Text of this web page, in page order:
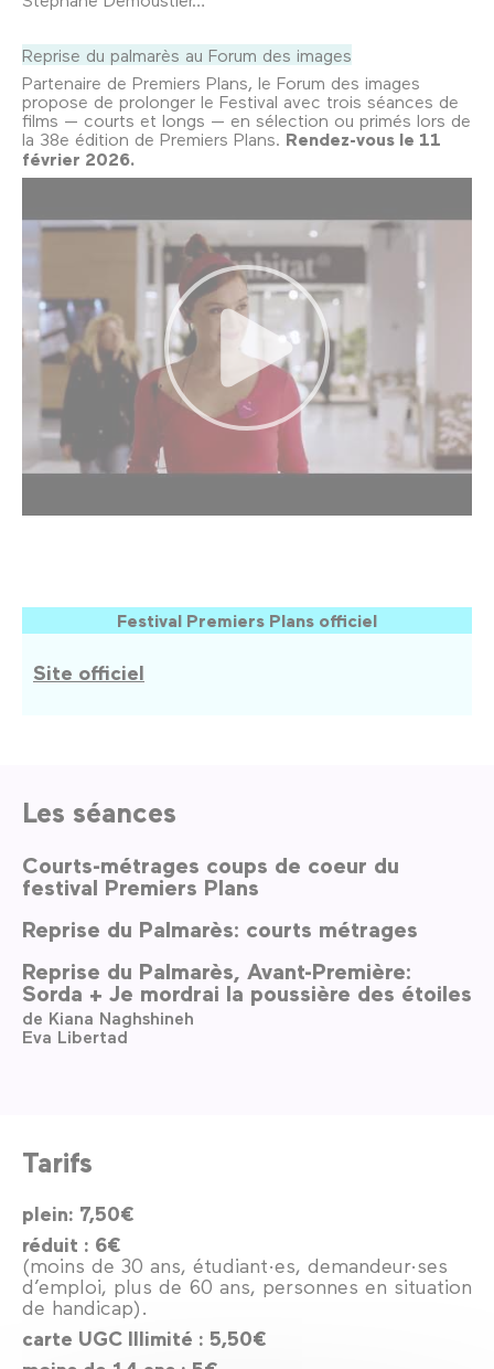
Reprise du palmarès au Forum des images
Partenaire de Premiers Plans, le Forum des images
propose de prolonger le Festival avec trois séances de
films — courts et longs — en sélection ou primés lors de
la 38e édition de Premiers Plans. Rendez-vous le 11
février 2026.
Festival Premiers Plans officiel
Site officiel
Les séances
Courts-métrages coups de coeur du
festival Premiers Plans
Reprise du Palmarès: courts métrages
Reprise du Palmarès, Avant-Première:
Sorda + Je mordrai la poussière des étoiles
de Kiana Naghshineh
Eva Libertad
Tarifs
plein: 7,50€
réduit : 6€
(moins de 30 ans, étudiant·es, demandeur·ses
d’emploi, plus de 60 ans, personnes en situation
de handicap).
carte UGC Illimité : 5,50€